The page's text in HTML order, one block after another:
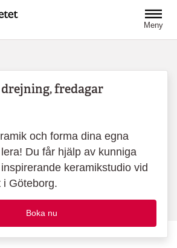
Meny
fredagar
och forma dina egna
Du får hjälp av kunniga
keramikstudio vid
i Göteborg.
Boka nu